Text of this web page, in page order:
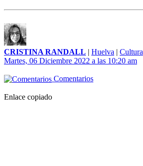
CRISTINA RANDALL | Huelva | Cultura
Martes, 06 Diciembre 2022 a las 10:20 am
Comentarios
Enlace copiado